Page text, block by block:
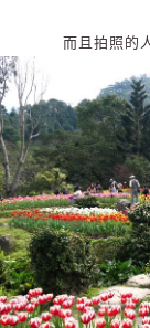
而且拍照的